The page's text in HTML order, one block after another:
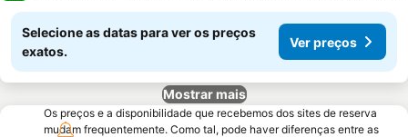
Selecione as datas para ver os preços
exatos.
Ver preços
Mostrar mais
Os preços e a disponibilidade que recebemos dos sites de reserva
mudam frequentemente. Como tal, pode haver diferenças entre as